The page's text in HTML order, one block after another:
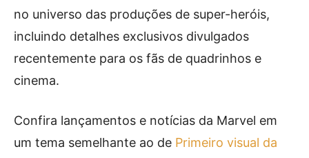
no universo das produções de super-heróis,
incluindo detalhes exclusivos divulgados
recentemente para os fãs de quadrinhos e
cinema.
Confira lançamentos e notícias da Marvel em
um tema semelhante ao de Primeiro visual da